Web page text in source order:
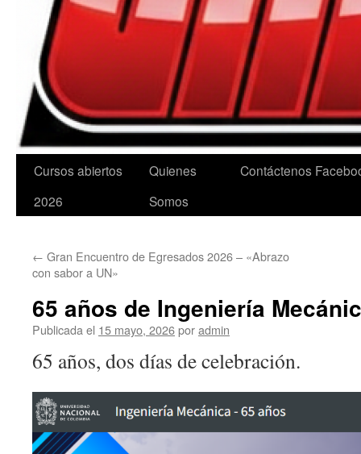
Cursos abiertos
2026
Quienes
Somos
Contáctenos
← Gran Encuentro de Egresados 2026 – «Abrazo
con sabor a UN»
65 años de Ingeniería
Publicada el 15 mayo, 2026poradmin
65 años, dos días de celebración.